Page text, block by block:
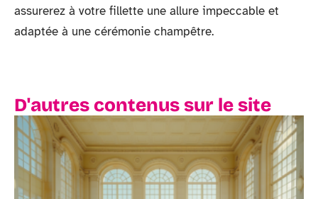
assurerez à votre fillette une allure impeccable et
adaptée à une cérémonie champêtre.
D'autres contenus sur le site